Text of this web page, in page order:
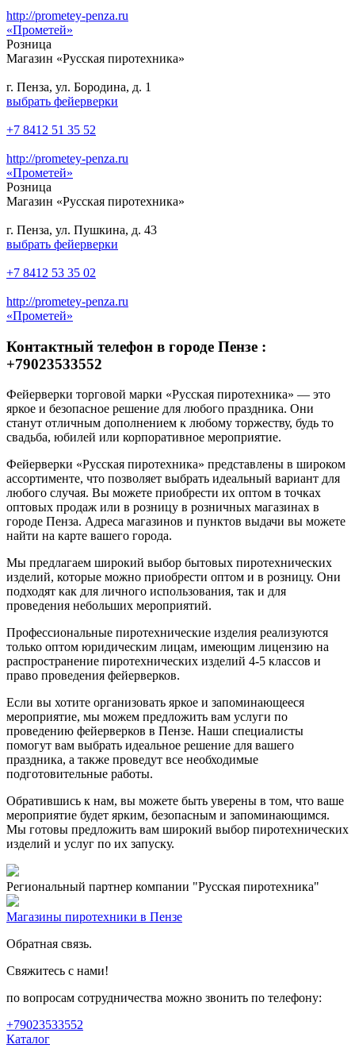
http://prometey-penza.ru
«Прометей»
Розница
Магазин «Русская пиротехника»
г. Пенза, ул. Бородина, д. 1
выбрать фейерверки
+7 8412 51 35 52
http://prometey-penza.ru
«Прометей»
Розница
Магазин «Русская пиротехника»
г. Пенза, ул. Пушкина, д. 43
выбрать фейерверки
+7 8412 53 35 02
http://prometey-penza.ru
«Прометей»
Контактный телефон в городе Пензе :
+79023533552
Фейерверки торговой марки «Русская пиротехника» — это
яркое и безопасное решение для любого праздника. Они
станут отличным дополнением к любому торжеству, будь то
свадьба, юбилей или корпоративное мероприятие.
Фейерверки «Русская пиротехника» представлены в широком
ассортименте, что позволяет выбрать идеальный вариант для
любого случая. Вы можете приобрести их оптом в точках
оптовых продаж или в розницу в розничных магазинах в
городе Пенза. Адреса магазинов и пунктов выдачи вы можете
найти на карте вашего города.
Мы предлагаем широкий выбор бытовых пиротехнических
изделий, которые можно приобрести оптом и в розницу. Они
подходят как для личного использования, так и для
проведения небольших мероприятий.
Профессиональные пиротехнические изделия реализуются
только оптом юридическим лицам, имеющим лицензию на
распространение пиротехнических изделий 4-5 классов и
право проведения фейерверков.
Если вы хотите организовать яркое и запоминающееся
мероприятие, мы можем предложить вам услуги по
проведению фейерверков в Пензе. Наши специалисты
помогут вам выбрать идеальное решение для вашего
праздника, а также проведут все необходимые
подготовительные работы.
Обратившись к нам, вы можете быть уверены в том, что ваше
мероприятие будет ярким, безопасным и запоминающимся.
Мы готовы предложить вам широкий выбор пиротехнических
изделий и услуг по их запуску.
Региональный партнер компании "Русская пиротехника"
Магазины пиротехники в Пензе
Обратная связь.
Свяжитесь с нами!
по вопросам сотрудничества можно звонить по телефону:
+79023533552
Каталог